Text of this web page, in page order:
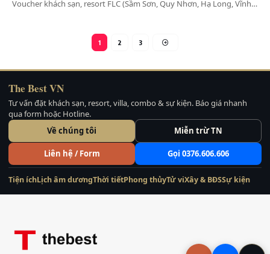
Voucher khách sạn, resort FLC (Sầm Sơn, Quy Nhơn, Hạ Long, Vĩnh…
1 2 3
The Best VN
Tư vấn đặt khách sạn, resort, villa, combo & sự kiện. Báo giá nhanh
qua form hoặc Hotline.
Về chúng tôi
Miễn trừ TN
Liên hệ / Form Gọi 0376.606.606
Tiện íchLịch âm dươngThời tiếtPhong thủyTử viXây & BĐSSự kiện